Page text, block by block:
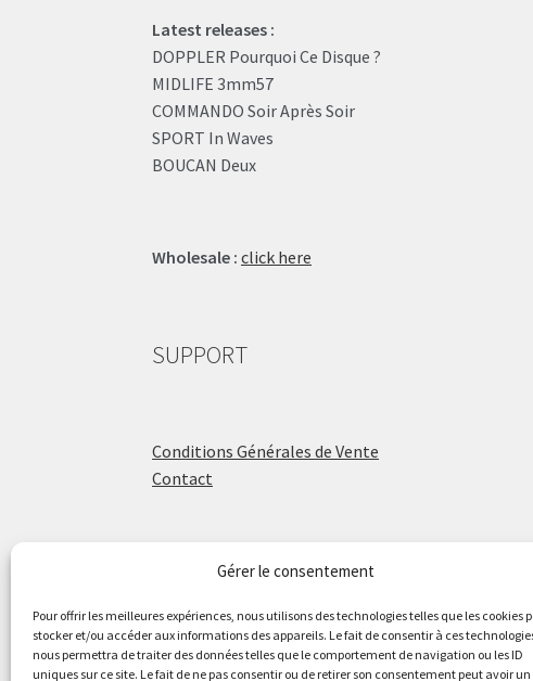
Gérer le consentement
Pour offrir les meilleures expériences, nous utilisons des technologies telles que les cookies
stocker et/ou accéder aux informations des appareils. Le fait de consentir à ces
nous permettra de traiter des données telles que le comportement de navigation ou les ID
uniques sur ce site. Le fait de ne pas consentir ou de retirer son consentement peut avoir
Latest releases :
DOPPLER Pourquoi Ce Disque ?
MIDLIFE 3mm57
COMMANDO Soir Après Soir
SPORT In Waves
BOUCAN Deux
Wholesale : click here
SUPPORT
Conditions Générales de Vente
Contact
ÉCOLE DE BATTERIE
Raphaël Aboulker